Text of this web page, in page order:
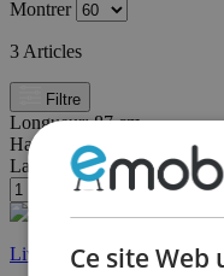
Montrer
3 Articles
Filtre
Longueur:87 cm
Hauteur:76 cm
Largeur/profondeur:40 cm
Livraison rapideCe site Web